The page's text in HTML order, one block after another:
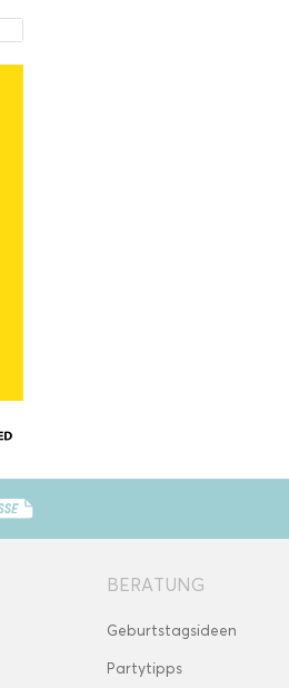
BERATUNG
Geburtstagsideen
Partytipps